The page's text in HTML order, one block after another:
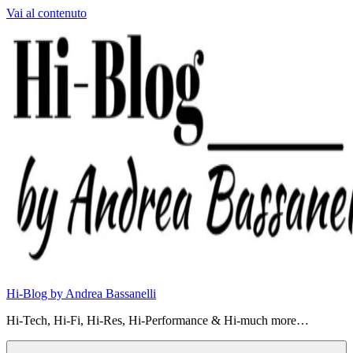
Vai al contenuto
Hi-Blog by Andrea Bassanelli
Hi-Tech, Hi-Fi, Hi-Res, Hi-Performance & Hi-much more…